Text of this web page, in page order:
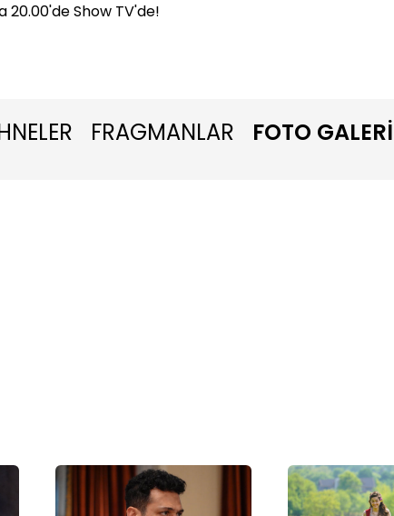
20.00'de Show TV'de!
FRAGMANLAR FOTO GALERİ